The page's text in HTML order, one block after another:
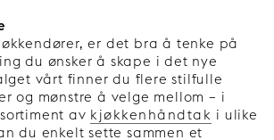
er det bra å tenke på
du ønsker å skape i det nye
vårt finner du flere stilfulle
og mønstre å velge mellom – i
av kjøkkenhåndtak i ulike
du enkelt sette sammen et